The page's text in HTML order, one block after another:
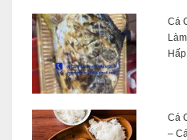
Cá
Cá
–